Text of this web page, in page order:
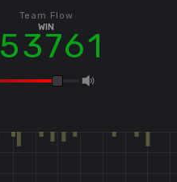
Team Flow
WIN
53761